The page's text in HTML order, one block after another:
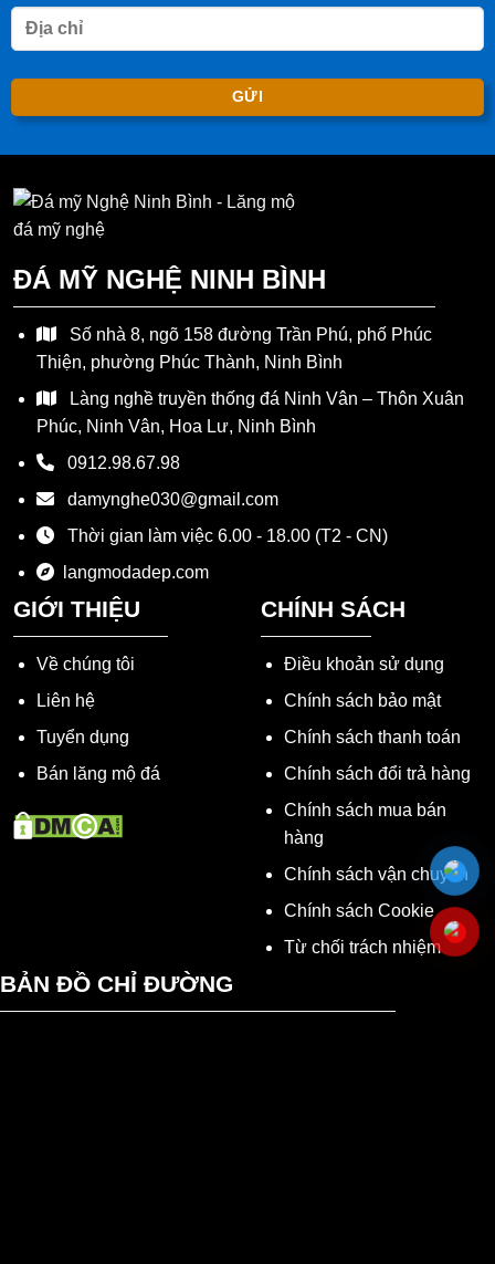
ĐÁ MỸ NGHỆ NINH BÌNH
Số nhà 8, ngõ 158 đường Trần Phú, phố Phúc
Thiện, phường Phúc Thành, Ninh Bình
Làng nghề truyền thống đá Ninh Vân – Thôn Xuân
Phúc, Ninh Vân, Hoa Lư, Ninh Bình
0912.98.67.98
damynghe030@gmail.com
Thời gian làm việc 6.00 - 18.00 (T2 - CN)
langmodadep.com
GIỚI THIỆU
Về chúng tôi
Liên hệ
Tuyển dụng
Bán lăng mộ đá
CHÍNH SÁCH
Điều khoản sử dụng
Chính sách bảo mật
Chính sách thanh toán
Chính sách đổi trả hàng
Chính sách mua bán
hàng
Chính sách vận chuyển
Chính sách Cookie
Từ chối trách nhiệm
BẢN ĐỒ CHỈ ĐƯỜNG